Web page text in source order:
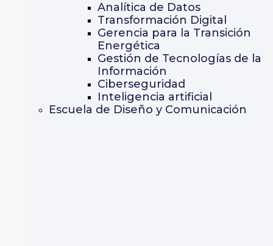
Analítica de Datos
Transformación Digital
Gerencia para la Transición
Energética
Gestión de Tecnologías de la
Información
Ciberseguridad
Inteligencia artificial
Escuela de Diseño y Comunicación